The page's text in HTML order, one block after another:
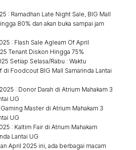
: Ramadhan Late Night Sale, BIG Mall
80% dan akan buka sampai jam
: Flash Sale Agleam Of April
Tenant Diskon Hingga 75%
Setiap Selasa/Rabu : Waktu
di Foodcout BIG Mall Samarinda Lantai
: Donor Darah di Atrium Mahakam 3
UG
Master di Atrium Mahakam 3
UG
: Kaltim Fair di Atrium Mahakam
Lantai UG
April 2025 ini, ada berbagai macam